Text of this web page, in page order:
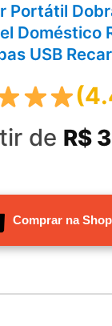
Portátil
Doméstico
USB
de R$
Comprar na